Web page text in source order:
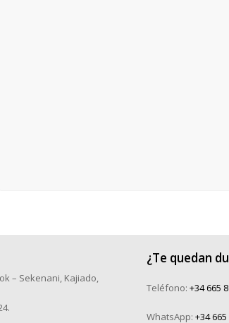
– Sekenani, Kajiado,
¿Te quedan
Teléfono: +34 665
WhatsApp: +34